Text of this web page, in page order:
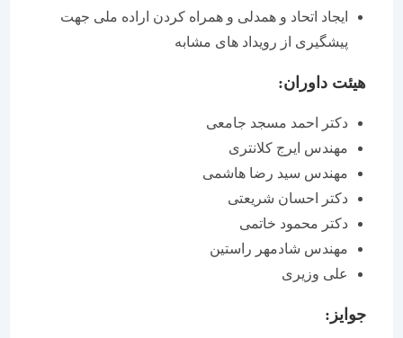
ایجاد اتحاد و همدلی و همراه کردن اراده ملی جهت
پیشگیری از رویداد های مشابه
هیئت داوران:
دکتر احمد مسجد جامعی
مهندس ایرج کلانتری
مهندس سید رضا هاشمی
دکتر احسان شریعتی
دکتر محمود خاتمی
مهندس شادمهر راستین
علی وزیری
جوایز: